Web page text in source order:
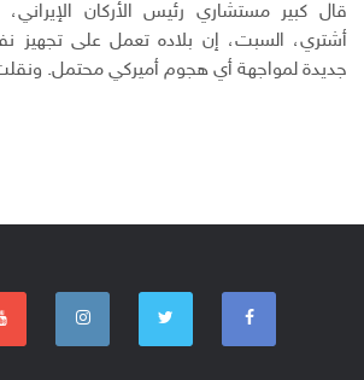
قال كبير مستشاري رئيس الأركان
أشتري، السبت، إن بلاده تعمل على تجهيز
جديدة لمواجهة أي هجوم أميركي محتمل.